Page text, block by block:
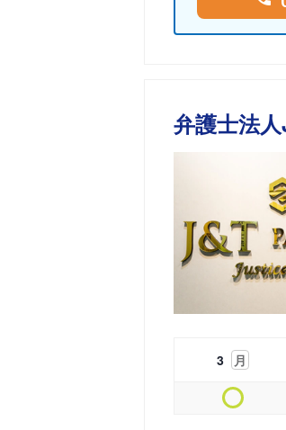
弁護士法
3 月